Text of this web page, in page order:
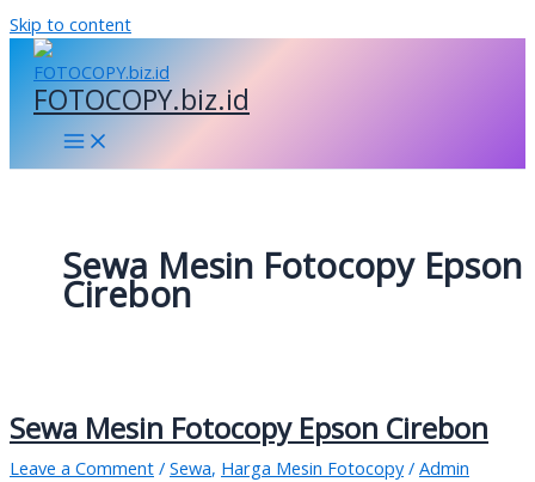
Skip to content
FOTOCOPY.biz.id
Sewa Mesin Fotocopy Epson
Cirebon
Sewa Mesin Fotocopy Epson Cirebon
Leave a Comment / Sewa, Harga Mesin Fotocopy/ Admin